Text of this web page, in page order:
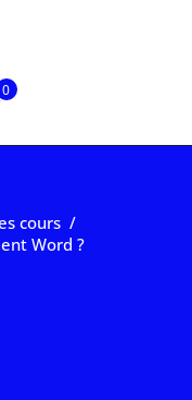
0
cours /
Word ?